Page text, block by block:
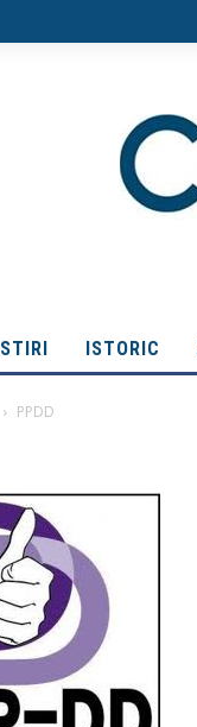
STIRI ISTORIC
PPDD